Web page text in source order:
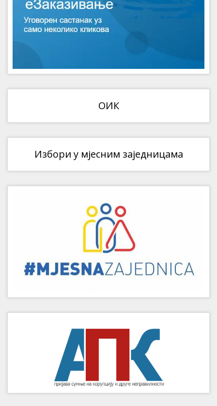
ОИК
Избори у мјесним заједницама